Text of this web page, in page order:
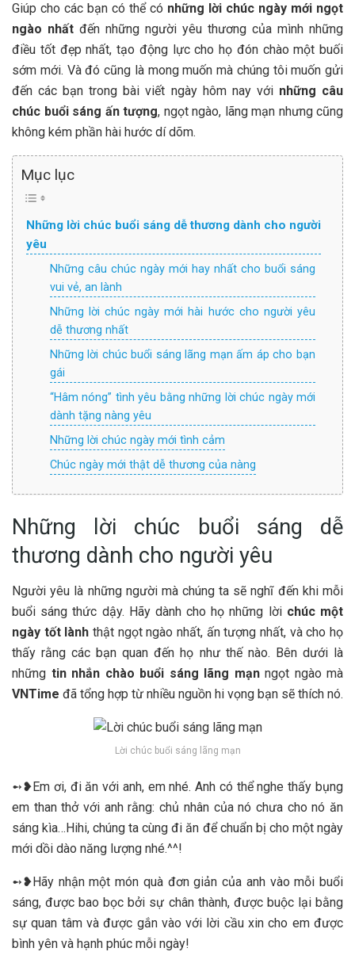
Giúp cho các bạn có thể có những lời chúc ngày mới ngọt
ngào nhất đến những người yêu thương của mình những
điều tốt đẹp nhất, tạo động lực cho họ đón chào một buối
sớm mới. Và đó cũng là mong muốn mà chúng tôi muốn gửi
đến các bạn trong bài viết ngày hôm nay với những câu
chúc buổi sáng ấn tượng, ngọt ngào, lãng mạn nhưng cũng
không kém phần hài hước dí dõm.
Mục lục
Những lời chúc buổi sáng dễ thương dành cho người
yêu
Những câu chúc ngày mới hay nhất cho buổi sáng
vui vẻ, an lành
Những lời chúc ngày mới hài hước cho người yêu
dễ thương nhất
Những lời chúc buổi sáng lãng mạn ấm áp cho bạn
gái
“Hâm nóng” tình yêu bằng những lời chúc ngày mới
dành tặng nàng yêu
Những lời chúc ngày mới tình cảm
Chúc ngày mới thật dễ thương của nàng
Những lời chúc buổi sáng dễ
thương dành cho người yêu
Người yêu là những người mà chúng ta sẽ nghĩ đến khi mỗi
buổi sáng thức dậy. Hãy dành cho họ những lời chúc một
ngày tốt lành thật ngọt ngào nhất, ấn tượng nhất, và cho họ
thấy rằng các bạn quan đến họ như thế nào. Bên dưới là
những tin nhắn chào buổi sáng lãng mạnngọt ngào mà
VNTime đã tổng hợp từ nhiều nguồn hi vọng bạn sẽ thích nó.
Lời chúc buổi sáng lãng mạn
➻❥Em ơi, đi ăn với anh, em nhé. Anh có thể nghe thấy bụng
em than thở với anh rằng: chủ nhân của nó chưa cho nó ăn
sáng kìa…Hihi, chúng ta cùng đi ăn để chuẩn bị cho một ngày
mới dồi dào năng lượng nhé.^^!
➻❥Hãy nhận một món quà đơn giản của anh vào mỗi buổi
sáng, được bao bọc bởi sự chân thành, được buộc lại bằng
sự quan tâm và được gắn vào với lời cầu xin cho em được
bình yên và hạnh phúc mỗi ngày!